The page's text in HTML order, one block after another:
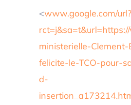
<www.google.com/url?
ministerielle-Clement-
felicite-le-TCO-pour-
d-